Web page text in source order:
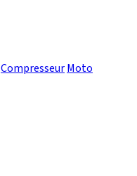
CompresseurMoto